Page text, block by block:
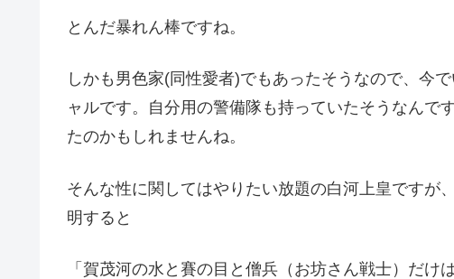
とんだ暴れん棒ですね。
しかも男色家(同性愛者)でもあったそうなので、今
ャルです。自分用の警備隊も持っていたそうなんで
たのかもしれませんね。
そんな性に関してはやりたい放題の白河上皇ですが
明すると
「賀茂河の水と賽の目と僧兵（お坊さん戦士）だけ